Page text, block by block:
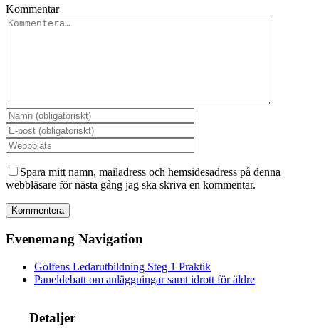
Kommentar
Spara mitt namn, mailadress och hemsidesadress på denna
webbläsare för nästa gång jag ska skriva en kommentar.
Evenemang Navigation
Golfens Ledarutbildning Steg 1 Praktik
Paneldebatt om anläggningar samt idrott för äldre
Detaljer